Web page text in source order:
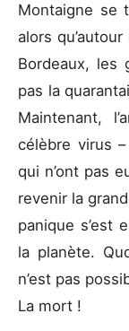
Montaigne se
alors
Bordeaux, les
pas la
Maintenant,
célèbre virus
qui n’ont pas
revenir la
panique s’est
la planète.
n’est pas
La mort !